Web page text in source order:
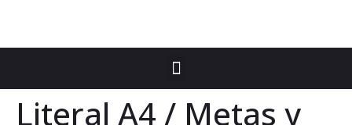
Literal A4 / Metas y